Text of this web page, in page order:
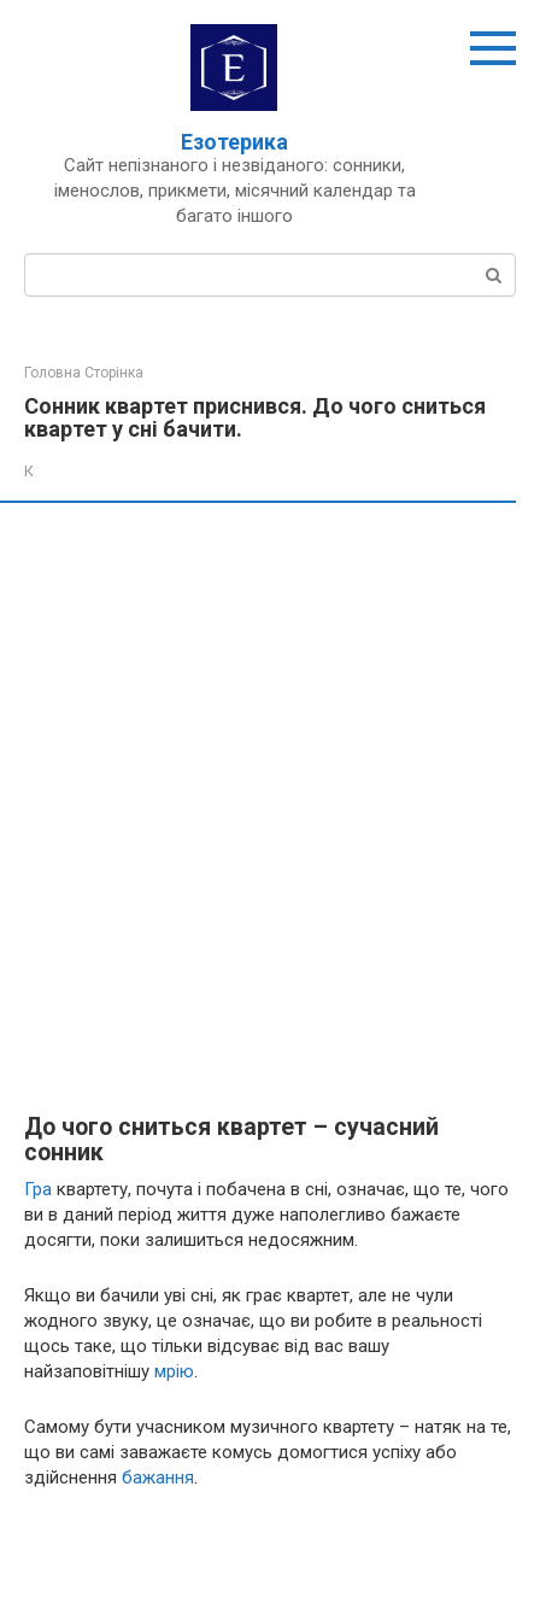
Езотерика
Сайт непізнаного і незвіданого: сонники,
іменослов, прикмети, місячний календар та
багато іншого
Пошук:
Головна Сторінка
Сонник квартет приснився. До чого сниться
квартет у сні бачити.
К
До чого сниться квартет – сучасний
сонник
Гра квартету, почута і побачена в сні, означає, що те, чого
ви в даний період життя дуже наполегливо бажаєте
досягти, поки залишиться недосяжним.
Якщо ви бачили уві сні, як грає квартет, але не чули
жодного звуку, це означає, що ви робите в реальності
щось таке, що тільки відсуває від вас вашу
найзаповітнішу мрію.
Самому бути учасником музичного квартету – натяк на те,
що ви самі заважаєте комусь домогтися успіху або
здійснення бажання.